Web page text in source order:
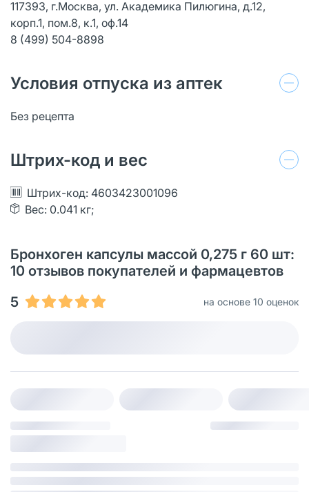
117393, г.Москва, ул. Академика Пилюгина, д.12,
корп.1, пом.8, к.1, оф.14
8 (499) 504-8898
Условия отпуска из аптек
Без рецепта
Штрих-код и вес
Штрих-код: 4603423001096
Вес: 0.041 кг;
Бронхоген капсулы массой 0,275 г 60 шт:
10 отзывов покупателей и фармацевтов
5
на основе 10 оценок